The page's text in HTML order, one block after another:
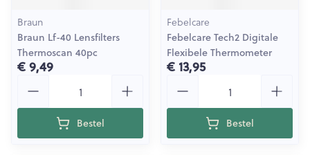
Braun
Braun Lf-40 Lensfilters
Thermoscan 40pc
€ 9,49
Bestel
Febelcare
Febelcare Tech2 Digitale
Flexibele Thermometer
€ 13,95
Bestel